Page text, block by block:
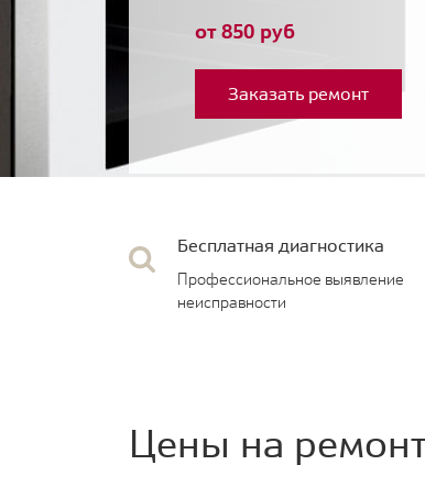
от 850 руб
Заказать ремонт
Бесплатная диагностика
Профессиональное выявление
неисправности
Цены на